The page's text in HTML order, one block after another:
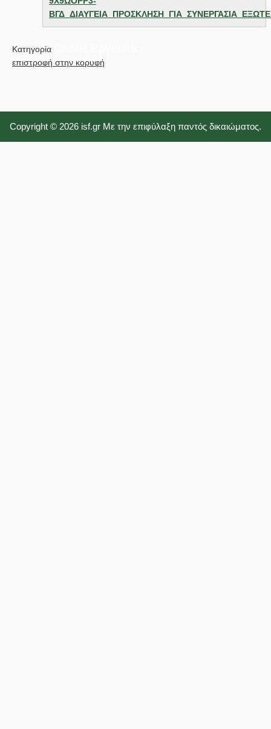
Κατηγορία
επιστροφή στην κορυφή
Copyright © 2026 isf.gr Με την επιφύλαξη παντός δικαιώματος.